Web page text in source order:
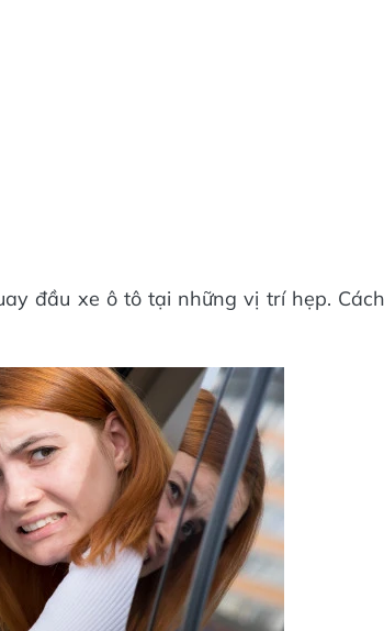
đầu xe ô tô tại những vị trí hẹp. Cách